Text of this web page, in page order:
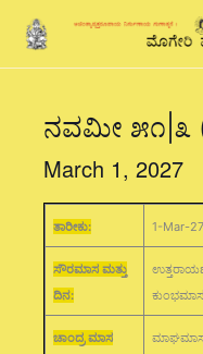
content
ನವಮೀ ೫೧|೩
March 1, 2027
ತಾರೀಕು: 1-Mar-27
ಸೌರಮಾಸ ಮತ್ತು
ದಿನ:
ಚಾಂದ್ರ ಮಾಸ